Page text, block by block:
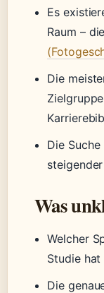
Es
Raum –
Die
Die
Was
Welcher
Studie
Die